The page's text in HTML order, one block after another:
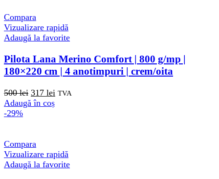
Compara
Vizualizare rapidă
Adaugă la favorite
Pilota Lana Merino Comfort | 800 g/mp |
180×220 cm | 4 anotimpuri | crem/oita
500lei Prețul
inițial
317 lei Prețul
TVA
Adaugă în coș
-29%
Compara
Vizualizare rapidă
Adaugă la favorite